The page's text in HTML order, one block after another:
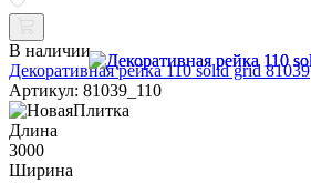
В наличии
Декоративная рейка 110 solid grid 81039
Артикул: 81039_110
Длина
3000
Ширина